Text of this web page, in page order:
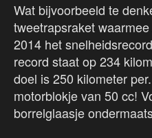
Wat bijvoorbeeld te
tweetrapsraket
2014 het
record staat op 234
doel is 250 kilometer
motorblokje van 50 cc!
borrelglaasje